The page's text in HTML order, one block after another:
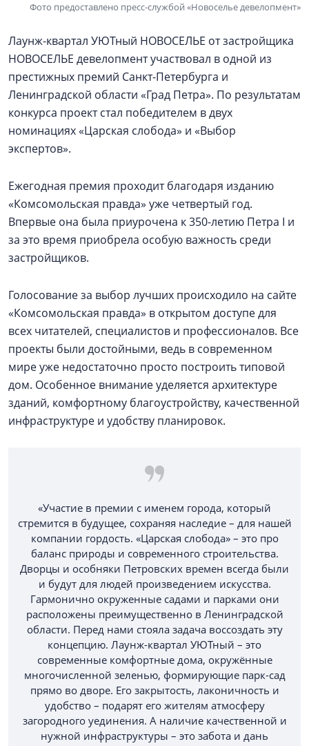
Фото предоставлено пресс-службой «Новоселье девелопмент»
Лаунж-квартал УЮТный НОВОСЕЛЬЕ от застройщика
НОВОСЕЛЬЕ девелопмент участвовал в одной из
престижных премий Санкт-Петербурга и
Ленинградской области «Град Петра». По результатам
конкурса проект стал победителем в двух
номинациях «Царская слобода» и «Выбор
экспертов».
Ежегодная премия проходит благодаря изданию
«Комсомольская правда» уже четвертый год.
Впервые она была приурочена к 350-летию Петра I и
за это время приобрела особую важность среди
застройщиков.
Голосование за выбор лучших происходило на сайте
«Комсомольская правда» в открытом доступе для
всех читателей, специалистов и профессионалов. Все
проекты были достойными, ведь в современном
мире уже недостаточно просто построить типовой
дом. Особенное внимание уделяется архитектуре
зданий, комфортному благоустройству, качественной
инфраструктуре и удобству планировок.
«Участие в премии с именем города, который
стремится в будущее, сохраняя наследие – для нашей
компании гордость. «Царская слобода» – это про
баланс природы и современного строительства.
Дворцы и особняки Петровских времен всегда были
и будут для людей произведением искусства.
Гармонично окруженные садами и парками они
расположены преимущественно в Ленинградской
области. Перед нами стояла задача воссоздать эту
концепцию. Лаунж-квартал УЮТный – это
современные комфортные дома, окружённые
многочисленной зеленью, формирующие парк-сад
прямо во дворе. Его закрытость, лаконичность и
удобство – подарят его жителям атмосферу
загородного уединения. А наличие качественной и
нужной инфраструктуры – это забота и дань